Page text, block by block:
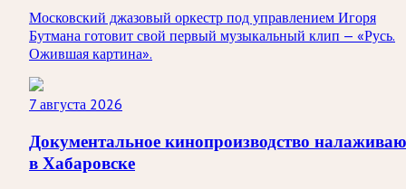
Московский джазовый оркестр под управлением Игоря
Бутмана готовит свой первый музыкальный клип — «Русь.
Ожившая картина».
7 августа 2026
Документальное кинопроизводство
в Хабаровске